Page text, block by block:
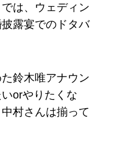
は、ウェディン
露宴でのドタバ
鈴木唯アナウン
orやりたくな
村さんは揃って